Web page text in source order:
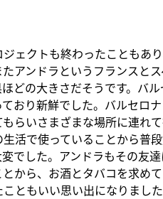
ェクトも終わったこともあ
アンドラというフランスと
どの大きさだそうです。バ
おり新鮮でした。バルセロ
らいさまざまな場所に連れ
活で使っていることから普
でした。アンドラもその友
から、お酒とタバコを求め
ともいい思い出になりまし